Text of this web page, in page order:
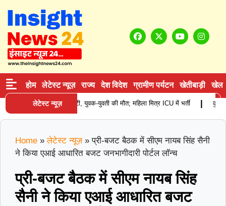
होम लेटेस्ट न्यूज़ राज्य देश विदेश ग्रामीण पर्यटन खेतीबाड़ी खेल
लेटेस्ट न्यूज़
खड़े कैंटर से टकराई स्कूटी, युवक-युवती की मौत; महिला मित्र ICU में भर्ती
Home » लेटेस्ट न्यूज़ »प्री-बजट बैठक में सीएम नायब सिंह सैनी
ने किया एआई आधारित बजट जनभागीदारी पोर्टल लॉन्च
प्री-बजट बैठक में सीएम नायब सिंह
सैनी ने किया एआई आधारित बजट